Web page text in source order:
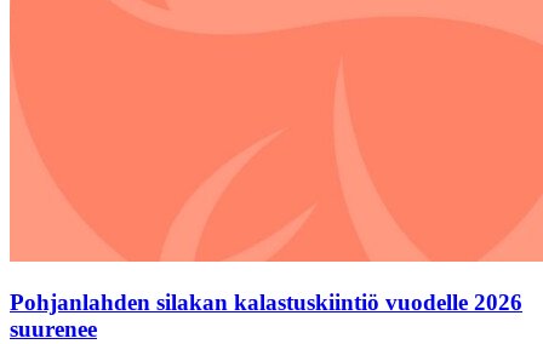
Pohjanlahden silakan kalastuskiintiö vuodelle 2026
suurenee